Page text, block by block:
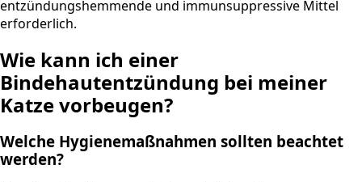
entzündungshemmende und immunsuppressive Mittel
erforderlich.
Wie kann ich einer
Bindehautentzündung bei meiner
Katze vorbeugen?
Welche Hygienemaßnahmen sollten beachtet
werden?